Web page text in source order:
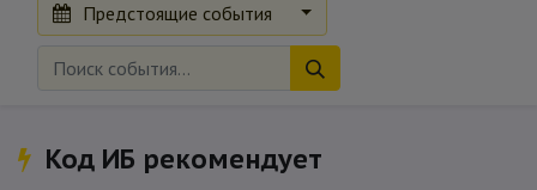
Предстоящие события
Код ИБ рекомендует